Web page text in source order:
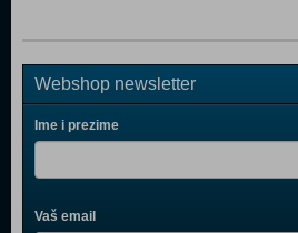
Webshop newsletter
Ime i prezime
Vaš email